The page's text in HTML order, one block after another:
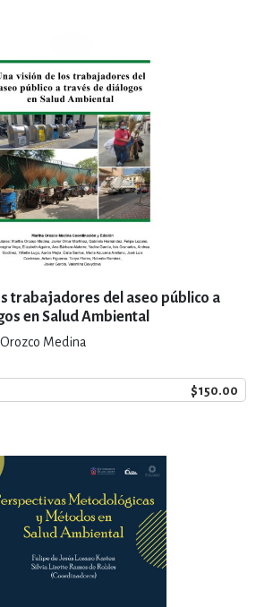
trabajadores del aseo público a
en Salud Ambiental
Medina
$150.00